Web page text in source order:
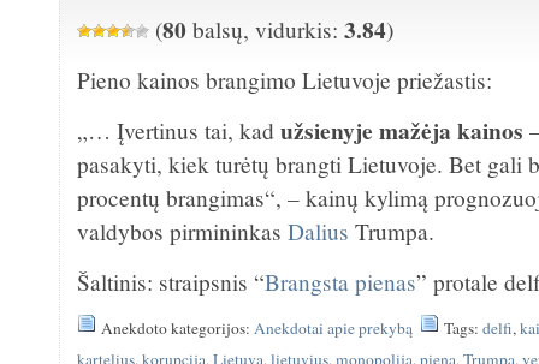
(80 balsų, vidurkis:3.84)
Pieno kainos brangimo Lietuvoje priežastis:
„… Įvertinus tai, kadužsienyje mažėja kainos
pasakyti, kiek turėtų brangti Lietuvoje. Bet gali
procentų brangimas“, – kainų kylimą
valdybos pirmininkasDalius Trumpa.
Šaltinis: straipsnis “Brangsta pienas” protale
Anekdoto kategorijos:Anekdotai apie prekybą Tags:delfi,
kartelius,korupciją,Lietuva,lietuvius,monopoliją,pieną,Trumpą,